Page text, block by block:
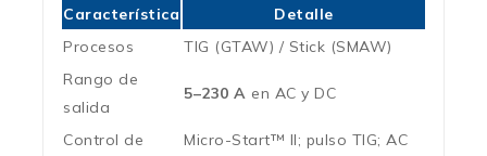
Característica
Detalle
Procesos
TIG (GTAW) / Stick (SMAW)
Rango de
salida
5–230 A en AC y DC
Control de
Micro-Start™ II; pulso TIG; AC